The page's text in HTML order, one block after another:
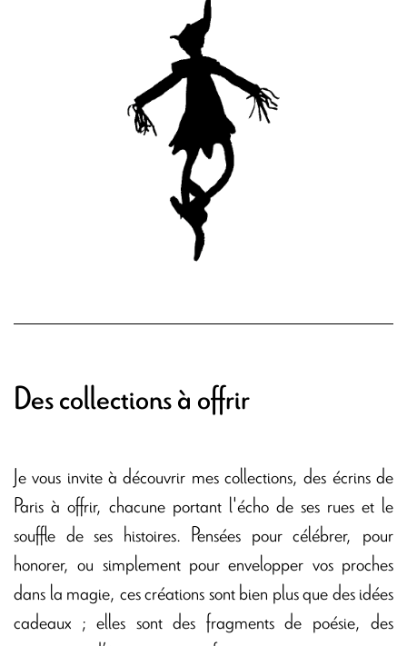
Des collections à offrir
Je vous invite à découvrir mes collections, des écrins de
Paris à offrir, chacune portant l'écho de ses rues et le
souffle de ses histoires. Pensées pour célébrer, pour
honorer, ou simplement pour envelopper vos proches
dans la magie, ces créations sont bien plus que des idées
cadeaux ; elles sont des fragments de poésie, des